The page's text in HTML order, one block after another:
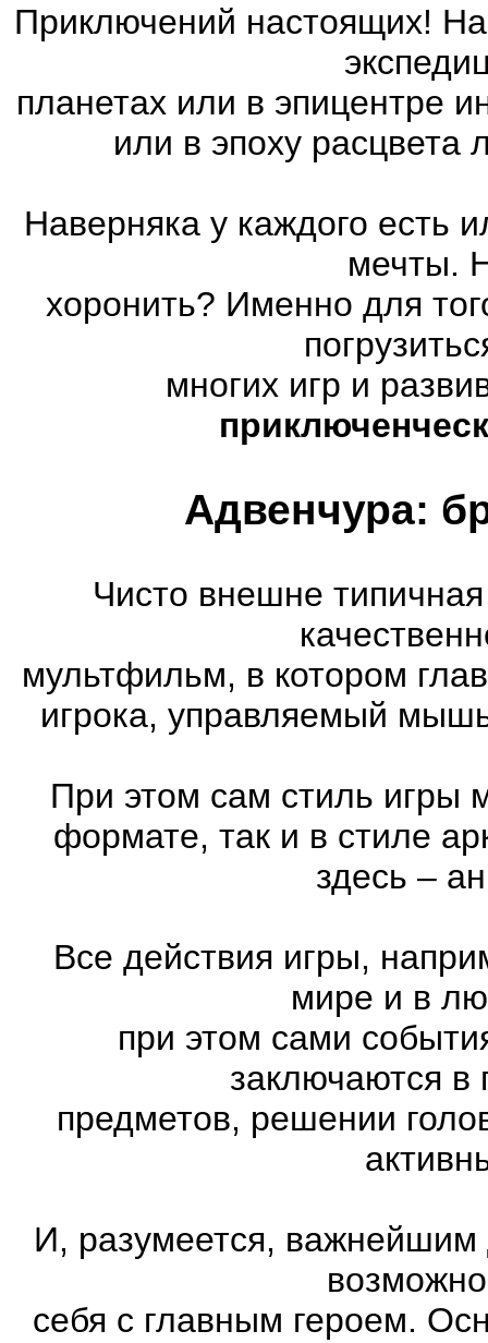
Приключений настоящих! На
планетах или в эпицентре
или в эпоху
Наверняка у каждого есть
мечты.
хоронить? Именно для
многих игр и
Адвенчура:
Чисто внешне
мультфильм, в котором
игрока, управляемый
При этом сам стиль игры
формате, так и в стиле
здесь –
Все действия игры,
мире и в
при этом сами
заключаются в
предметов, решении
И, разумеется, важнейшим
себя с главным героем.